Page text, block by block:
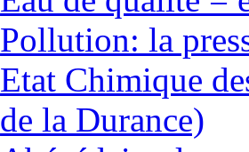
Pollution: la
Etat Chimique
de la Durance)